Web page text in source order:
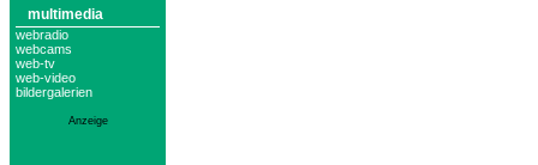
multimedia
webradio
webcams
web-tv
web-video
bildergalerien
Anzeige